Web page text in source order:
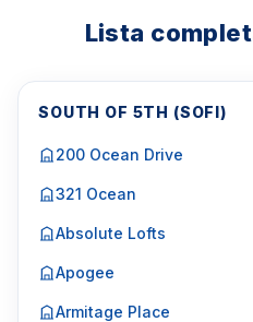
Lista
SOUTH OF 5TH (SOFI)
200 Ocean Drive
321 Ocean
Absolute Lofts
Apogee
Armitage Place